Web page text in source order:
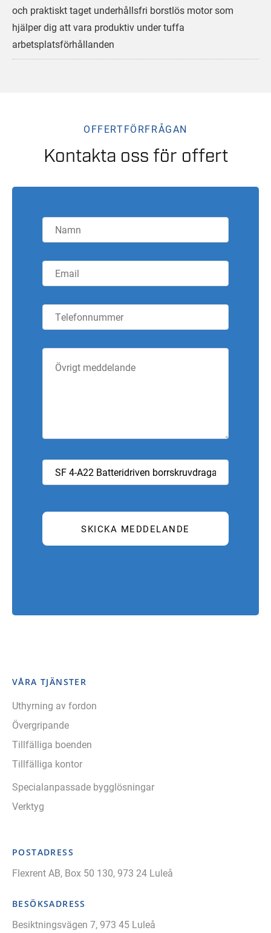
och praktiskt taget underhållsfri borstlös motor som
hjälper dig att vara produktiv under tuffa
arbetsplatsförhållanden
OFFERTFÖRFRÅGAN
Kontakta oss för offert
VÅRA TJÄNSTER
Uthyrning av fordon
Övergripande
Tillfälliga boenden
Tillfälliga kontor
Specialanpassade bygglösningar
Verktyg
POSTADRESS
Flexrent AB, Box 50 130, 973 24 Luleå
BESÖKSADRESS
Besiktningsvägen 7, 973 45 Luleå